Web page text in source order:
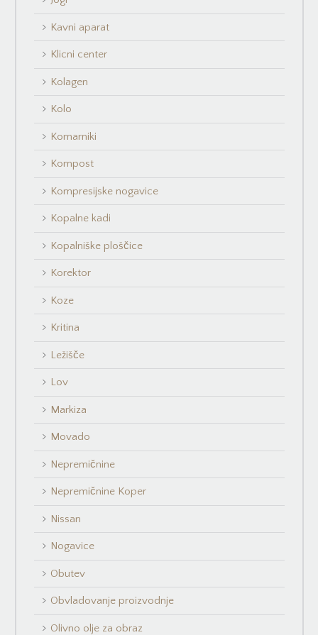
Kavni aparat
Klicni center
Kolagen
Kolo
Komarniki
Kompost
Kompresijske nogavice
Kopalne kadi
Kopalniške ploščice
Korektor
Koze
Kritina
Ležišče
Lov
Markiza
Movado
Nepremičnine
Nepremičnine Koper
Nissan
Nogavice
Obutev
Obvladovanje proizvodnje
Olivno olje za obraz